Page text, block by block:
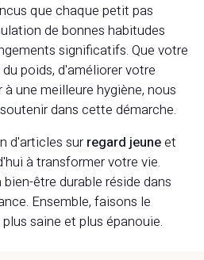
que chaque petit pas
de bonnes habitudes
significatifs. Que votre
poids, d'améliorer votre
une meilleure hygiène, nous
dans cette démarche.
d'articles sur regard jeuneet
à transformer votre vie.
être durable réside dans
Ensemble, faisons le
saine et plus épanouie.